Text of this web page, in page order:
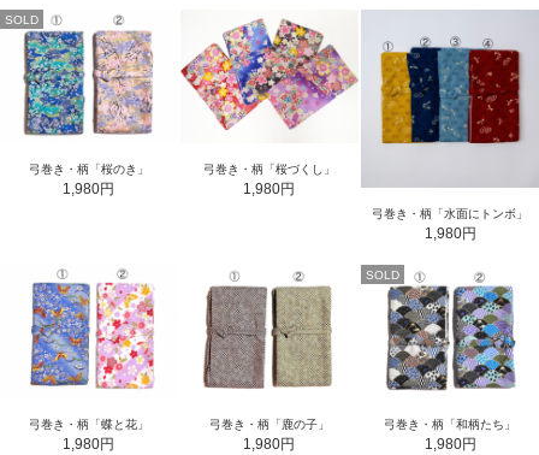
SOLD
弓巻き・柄「桜のき」
1,980円
弓巻き・柄「桜づくし」
1,980円
弓巻き・柄「水面にトンボ」
1,980円
弓巻き・柄「蝶と花」
1,980円
弓巻き・柄「鹿の子」
1,980円
SOLD
弓巻き・柄「和柄たち」
1,980円